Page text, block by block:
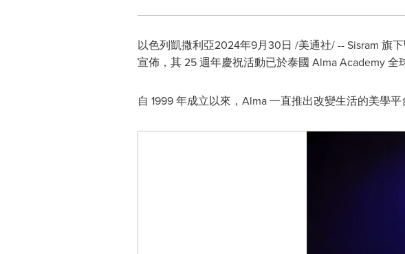
以色列凱撒利亞2024年9月30日 /美通社/ -- Sisram 旗
宣佈，其 25 週年慶祝活動已於泰國 Alma Academy
自 1999 年成立以來，Alma 一直推出改變生活的美學